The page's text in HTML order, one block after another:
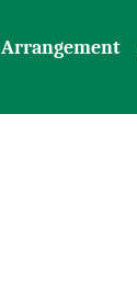
Arrangement